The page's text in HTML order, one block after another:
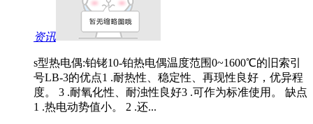
资讯
s型热电偶:铂铑10-铂热电偶温度范围0~1600℃的旧索引
号LB-3的优点1 .耐热性、稳定性、再现性良好，优异程
度。 3 .耐氧化性、耐浊性良好3 .可作为标准使用。 缺点
1 .热电动势值小。 2 .还...